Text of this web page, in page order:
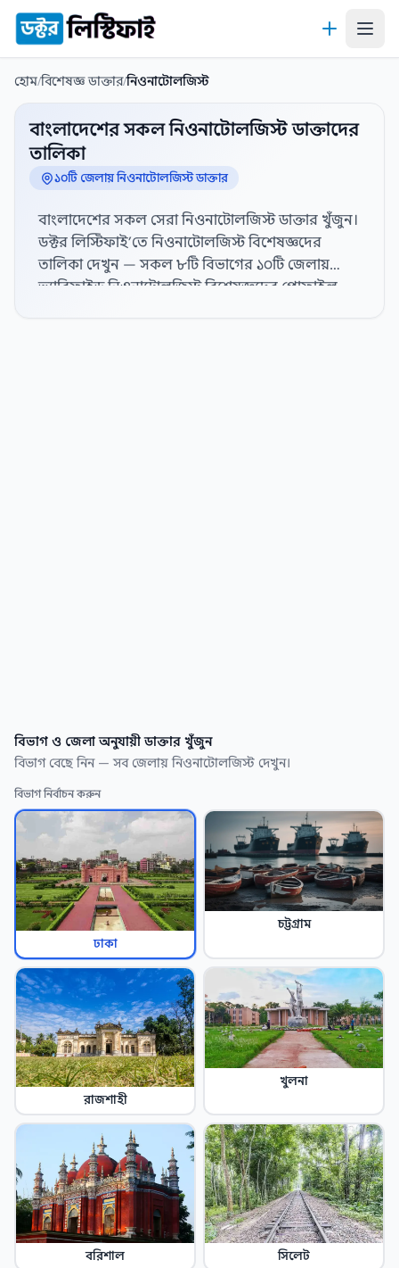
কন্টেন্টে যান
হোম/বিশেষজ্ঞ ডাক্তার/নিওনাটোলজিস্ট
বাংলাদেশের সকল নিওনাটোলজিস্ট ডাক্তাদের
তালিকা
১০টি জেলায় নিওনাটোলজিস্ট ডাক্তার
বাংলাদেশের সকল সেরা নিওনাটোলজিস্ট ডাক্তার খুঁজুন।
ডক্টর লিস্টিফাই’তে নিওনাটোলজিস্ট বিশেষজ্ঞদের
তালিকা দেখুন — সকল ৮টি বিভাগের ১০টি জেলায়
ভ্যারিফাইড নিওনাটোলজিস্ট বিশেষজ্ঞদের প্রোফাইল,
বিভাগ ও জেলা অনুযায়ী ডাক্তার খুঁজুন
বিভাগ বেছে নিন — সব জেলায় নিওনাটোলজিস্ট দেখুন।
বিভাগ নির্বাচন করুন
ঢাকা
চট্টগ্রাম
রাজশাহী
খুলনা
বরিশাল সিলেট